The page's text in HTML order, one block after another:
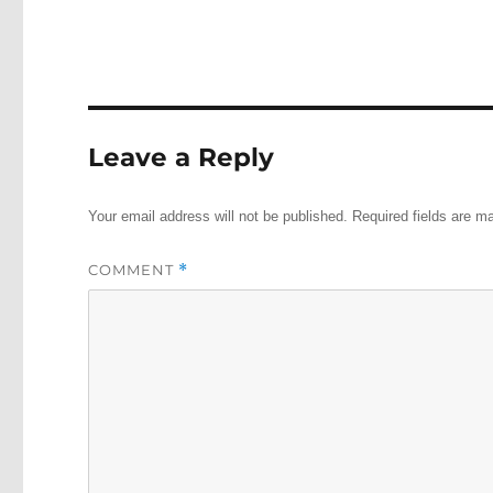
Leave a Reply
Your email address will not be published. Required fields are
COMMENT *